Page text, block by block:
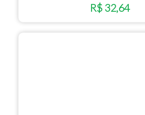
R$ 32,64